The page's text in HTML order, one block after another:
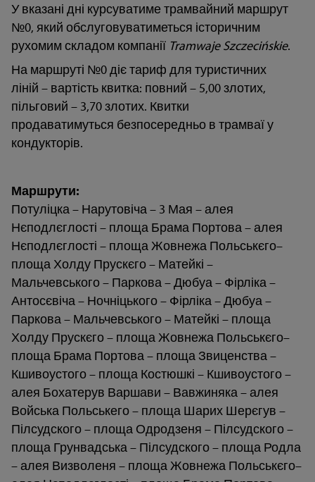
У вказані дні курсуватиме трамвайний маршрут
№0, який обслуговуватиметься історичним
рухомим складом компанії Tramwaje Szczecińskie.
На маршруті №0 діє тариф для туристичних
ліній – вартість квитка: повний – 5,00 злотих,
пільговий – 3,70 злотих. Квитки
продаватимуться безпосередньо в трамваї у
кондукторів.
Маршрути:
Потуліцка – Нарутовіча – 3 Мая – алея
Нєподлєглості – площа Брама Портова – алея
Нєподлєглості – площа Жовнежа Польськєго–
площа Холду Прускєго – Матейкі –
Мальчевського – Паркова – Дюбуа – Фірліка –
Антосєвіча – Ночніцького – Фірліка – Дюбуа –
Паркова – Мальчевського – Матейкі – площа
Холду Прускєго – площа Жовнежа Польськєго–
площа Брама Портова – площа Звиценства –
Кшивоустого – площа Костюшкі – Кшивоустого –
алея Бохатерув Варшави – Вавжиняка – алея
Войська Польськего – площа Шарих Шерєгув –
Пілсудского – площа Одродзеня – Пілсудского –
площа Грунвадська – Пілсудского – площа Родла
– алея Визволеня – площа Жовнежа Польськєго–